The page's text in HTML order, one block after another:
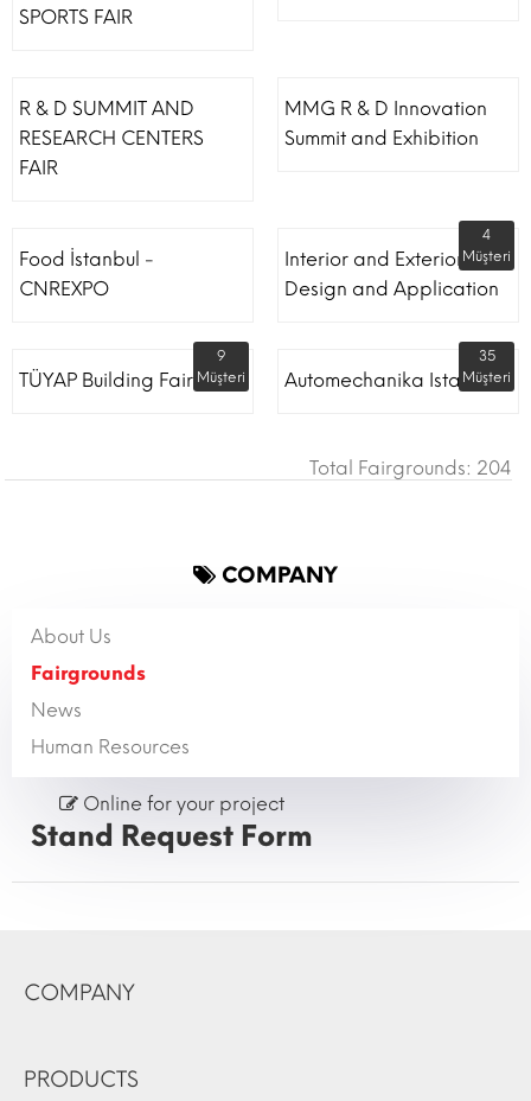
SPORTS FAIR
R & D SUMMIT AND
RESEARCH CENTERS
FAIR
MMG R & D Innovation
Summit and Exhibition
Food İstanbul -
CNREXPO
Interior and Exterior
Design and Application
4
Müşteri
TÜYAP Building Fair
9
Müşteri
Automechanika Istanbul
35
Müşteri
Total Fairgrounds: 204
COMPANY
About Us
Fairgrounds
News
Human Resources
Online for your project
Stand Request Form
COMPANY
PRODUCTS